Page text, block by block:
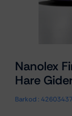
Nanolex
Hare
Barkod :